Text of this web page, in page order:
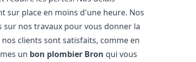
sur place en moins d'une heure. Nos
nos travaux pour vous donner la
clients sont satisfaits, comme en
un bon plombier Bron qui vous